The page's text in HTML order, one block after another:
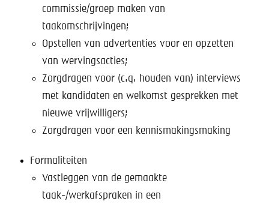
commissie/groep maken van
taakomschrijvingen;
Opstellen van advertenties voor en opzetten
van wervingsacties;
Zorgdragen voor (c.q. houden van) interviews
met kandidaten en welkomst gesprekken met
nieuwe vrijwilligers;
Zorgdragen voor een kennismakingsmaking
Formaliteiten
Vastleggen van de gemaakte
taak-/werkafspraken in een